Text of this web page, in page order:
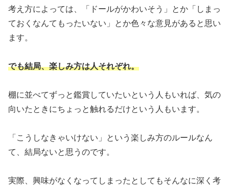
考え方によっては、「ドールがかわいそう」とか「しまっ
ておくなんてもったいない」とか色々な意見があると思い
ます。
でも結局、楽しみ方は人それぞれ。
棚に並べてずっと鑑賞していたいという人もいれば、気の
向いたときにちょっと触れるだけという人もいます。
「こうしなきゃいけない」という楽しみ方のルールなん
て、結局ないと思うのです。
実際、興味がなくなってしまったとしてもそんなに深く考